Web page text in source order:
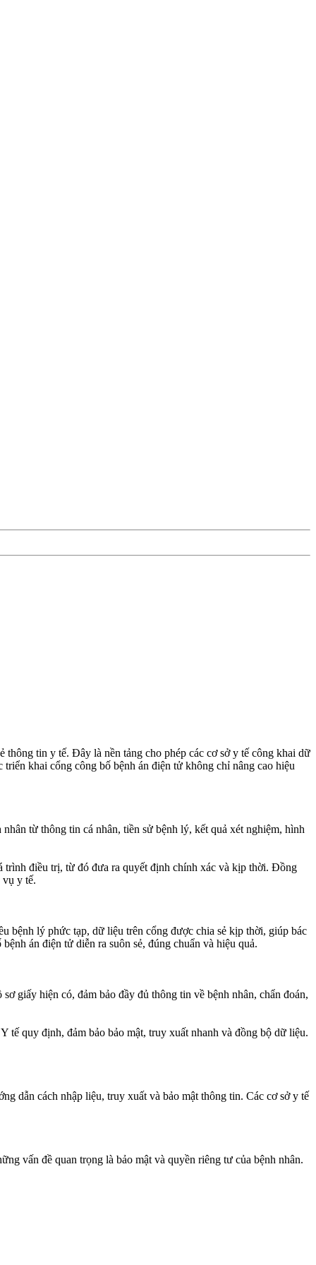
tin y tế. Đây là nền tảng cho phép các cơ sở y tế công khai dữ
khai cổng công bố bệnh án điện tử không chỉ nâng cao hiệu
từ thông tin cá nhân, tiền sử bệnh lý, kết quả xét nghiệm, hình
trình điều trị, từ đó đưa ra quyết định chính xác và kịp thời. Đồng
vụ y tế.
bệnh lý phức tạp, dữ liệu trên cổng được chia sẻ kịp thời, giúp bác
án điện tử diễn ra suôn sẻ, đúng chuẩn và hiệu quả.
giấy hiện có, đảm bảo đầy đủ thông tin về bệnh nhân, chẩn đoán,
tế quy định, đảm bảo bảo mật, truy xuất nhanh và đồng bộ dữ liệu.
dẫn cách nhập liệu, truy xuất và bảo mật thông tin. Các cơ sở y tế
vấn đề quan trọng là bảo mật và quyền riêng tư của bệnh nhân.